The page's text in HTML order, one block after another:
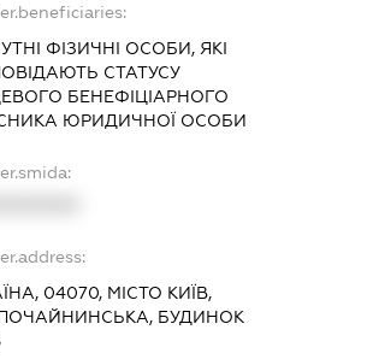
ФІЗИЧНІ ОСОБИ, ЯКІ
СТАТУСУ
БЕНЕФІЦІАРНОГО
ЮРИДИЧНОЇ ОСОБИ
04070, МІСТО КИЇВ,
БУДИНОК